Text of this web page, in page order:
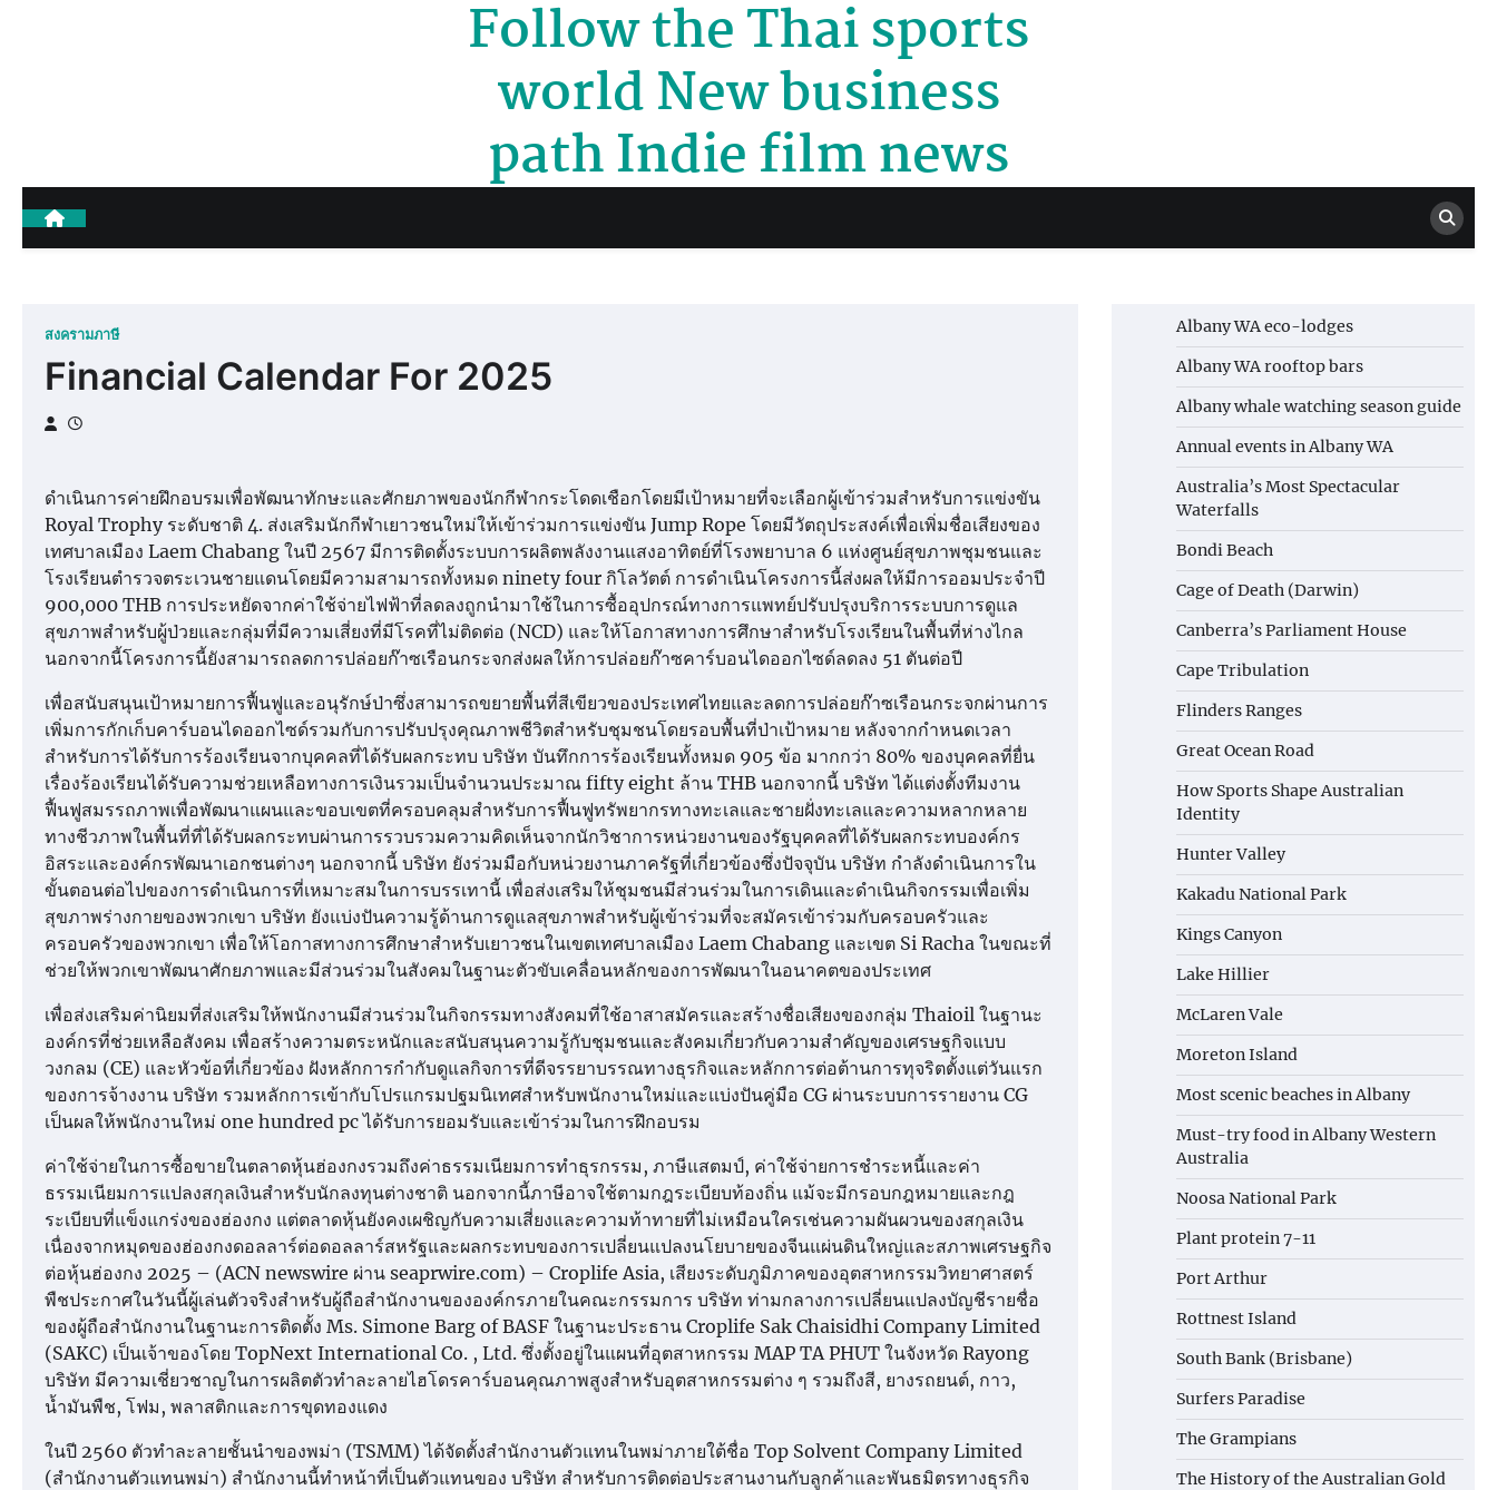
Follow the Thai sports
world New business
path Indie film news
สงครามภาษี
Financial Calendar For 2025
ดำเนินการค่ายฝึกอบรมเพื่อพัฒนาทักษะและศักยภาพของนักกีฬากระโดดเชือกโดยมีเป้าหมายที่จะเลือกผู้เข้าร่วมสำหรับการแข่งขัน
Royal Trophy ระดับชาติ 4. ส่งเสริมนักกีฬาเยาวชนใหม่ให้เข้าร่วมการแข่งขัน Jump Rope โดยมีวัตถุประสงค์เพื่อเพิ่มชื่อเสียงของ
เทศบาลเมือง Laem Chabang ในปี 2567 มีการติดตั้งระบบการผลิตพลังงานแสงอาทิตย์ที่โรงพยาบาล 6 แห่งศูนย์สุขภาพชุมชนและ
โรงเรียนตำรวจตระเวนชายแดนโดยมีความสามารถทั้งหมด ninety four กิโลวัตต์ การดำเนินโครงการนี้ส่งผลให้มีการออมประจำปี
900,000 THB การประหยัดจากค่าใช้จ่ายไฟฟ้าที่ลดลงถูกนำมาใช้ในการซื้ออุปกรณ์ทางการแพทย์ปรับปรุงบริการระบบการดูแล
สุขภาพสำหรับผู้ป่วยและกลุ่มที่มีความเสี่ยงที่มีโรคที่ไม่ติดต่อ (NCD) และให้โอกาสทางการศึกษาสำหรับโรงเรียนในพื้นที่ห่างไกล
นอกจากนี้โครงการนี้ยังสามารถลดการปล่อยก๊าซเรือนกระจกส่งผลให้การปล่อยก๊าซคาร์บอนไดออกไซด์ลดลง 51 ตันต่อปี
เพื่อสนับสนุนเป้าหมายการฟื้นฟูและอนุรักษ์ป่าซึ่งสามารถขยายพื้นที่สีเขียวของประเทศไทยและลดการปล่อยก๊าซเรือนกระจกผ่านการ
เพิ่มการกักเก็บคาร์บอนไดออกไซด์รวมกับการปรับปรุงคุณภาพชีวิตสำหรับชุมชนโดยรอบพื้นที่ป่าเป้าหมาย หลังจากกำหนดเวลา
สำหรับการได้รับการร้องเรียนจากบุคคลที่ได้รับผลกระทบ บริษัท บันทึกการร้องเรียนทั้งหมด 905 ข้อ มากกว่า 80% ของบุคคลที่ยื่น
เรื่องร้องเรียนได้รับความช่วยเหลือทางการเงินรวมเป็นจำนวนประมาณ fifty eight ล้าน THB นอกจากนี้ บริษัท ได้แต่งตั้งทีมงาน
ฟื้นฟูสมรรถภาพเพื่อพัฒนาแผนและขอบเขตที่ครอบคลุมสำหรับการฟื้นฟูทรัพยากรทางทะเลและชายฝั่งทะเลและความหลากหลาย
ทางชีวภาพในพื้นที่ที่ได้รับผลกระทบผ่านการรวบรวมความคิดเห็นจากนักวิชาการหน่วยงานของรัฐบุคคลที่ได้รับผลกระทบองค์กร
อิสระและองค์กรพัฒนาเอกชนต่างๆ นอกจากนี้ บริษัท ยังร่วมมือกับหน่วยงานภาครัฐที่เกี่ยวข้องซึ่งปัจจุบัน บริษัท กำลังดำเนินการใน
ขั้นตอนต่อไปของการดำเนินการที่เหมาะสมในการบรรเทานี้ เพื่อส่งเสริมให้ชุมชนมีส่วนร่วมในการเดินและดำเนินกิจกรรมเพื่อเพิ่ม
สุขภาพร่างกายของพวกเขา บริษัท ยังแบ่งปันความรู้ด้านการดูแลสุขภาพสำหรับผู้เข้าร่วมที่จะสมัครเข้าร่วมกับครอบครัวและ
ครอบครัวของพวกเขา เพื่อให้โอกาสทางการศึกษาสำหรับเยาวชนในเขตเทศบาลเมือง Laem Chabang และเขต Si Racha ในขณะที่
ช่วยให้พวกเขาพัฒนาศักยภาพและมีส่วนร่วมในสังคมในฐานะตัวขับเคลื่อนหลักของการพัฒนาในอนาคตของประเทศ
เพื่อส่งเสริมค่านิยมที่ส่งเสริมให้พนักงานมีส่วนร่วมในกิจกรรมทางสังคมที่ใช้อาสาสมัครและสร้างชื่อเสียงของกลุ่ม Thaioil ในฐานะ
องค์กรที่ช่วยเหลือสังคม เพื่อสร้างความตระหนักและสนับสนุนความรู้กับชุมชนและสังคมเกี่ยวกับความสำคัญของเศรษฐกิจแบบ
วงกลม (CE) และหัวข้อที่เกี่ยวข้อง ฝังหลักการกำกับดูแลกิจการที่ดีจรรยาบรรณทางธุรกิจและหลักการต่อต้านการทุจริตตั้งแต่วันแรก
ของการจ้างงาน บริษัท รวมหลักการเข้ากับโปรแกรมปฐมนิเทศสำหรับพนักงานใหม่และแบ่งปันคู่มือ CG ผ่านระบบการรายงาน CG
เป็นผลให้พนักงานใหม่ one hundred pc ได้รับการยอมรับและเข้าร่วมในการฝึกอบรม
ค่าใช้จ่ายในการซื้อขายในตลาดหุ้นฮ่องกงรวมถึงค่าธรรมเนียมการทำธุรกรรม, ภาษีแสตมป์, ค่าใช้จ่ายการชำระหนี้และค่า
ธรรมเนียมการแปลงสกุลเงินสำหรับนักลงทุนต่างชาติ นอกจากนี้ภาษีอาจใช้ตามกฎระเบียบท้องถิ่น แม้จะมีกรอบกฎหมายและกฎ
ระเบียบที่แข็งแกร่งของฮ่องกง แต่ตลาดหุ้นยังคงเผชิญกับความเสี่ยงและความท้าทายที่ไม่เหมือนใครเช่นความผันผวนของสกุลเงิน
เนื่องจากหมุดของฮ่องกงดอลลาร์ต่อดอลลาร์สหรัฐและผลกระทบของการเปลี่ยนแปลงนโยบายของจีนแผ่นดินใหญ่และสภาพเศรษฐกิจ
ต่อหุ้นฮ่องกง 2025 – (ACN newswire ผ่าน seaprwire.com) – Croplife Asia, เสียงระดับภูมิภาคของอุตสาหกรรมวิทยาศาสตร์
พืชประกาศในวันนี้ผู้เล่นตัวจริงสำหรับผู้ถือสำนักงานขององค์กรภายในคณะกรรมการ บริษัท ท่ามกลางการเปลี่ยนแปลงบัญชีรายชื่อ
ของผู้ถือสำนักงานในฐานะการติดตั้ง Ms. Simone Barg of BASF ในฐานะประธาน Croplife Sak Chaisidhi Company Limited
(SAKC) เป็นเจ้าของโดย TopNext International Co. , Ltd. ซึ่งตั้งอยู่ในแผนที่อุตสาหกรรม MAP TA PHUT ในจังหวัด Rayong
บริษัท มีความเชี่ยวชาญในการผลิตตัวทำละลายไฮโดรคาร์บอนคุณภาพสูงสำหรับอุตสาหกรรมต่าง ๆ รวมถึงสี, ยางรถยนต์, กาว,
น้ำมันพืช, โฟม, พลาสติกและการขุดทองแดง
ในปี 2560 ตัวทำละลายชั้นนำของพม่า (TSMM) ได้จัดตั้งสำนักงานตัวแทนในพม่าภายใต้ชื่อ Top Solvent Company Limited
(สำนักงานตัวแทนพม่า) สำนักงานนี้ทำหน้าที่เป็นตัวแทนของ บริษัท สำหรับการติดต่อประสานงานกับลูกค้าและพันธมิตรทางธุรกิจ
Albany WA eco-lodges
Albany WA rooftop bars
Albany whale watching season guide
Annual events in Albany WA
Australia’s Most Spectacular
Waterfalls
Bondi Beach
Cage of Death (Darwin)
Canberra’s Parliament House
Cape Tribulation
Flinders Ranges
Great Ocean Road
How Sports Shape Australian
Identity
Hunter Valley
Kakadu National Park
Kings Canyon
Lake Hillier
McLaren Vale
Moreton Island
Most scenic beaches in Albany
Must-try food in Albany Western
Australia
Noosa National Park
Plant protein 7-11
Port Arthur
Rottnest Island
South Bank (Brisbane)
Surfers Paradise
The Grampians
The History of the Australian Gold